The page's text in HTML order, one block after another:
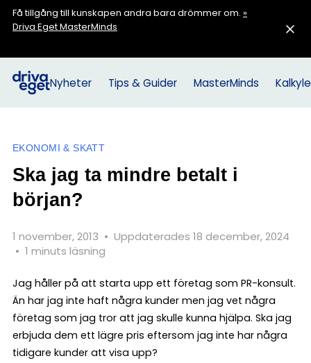
Få tillgång till kunskapen andra bara drömmer om. »
Driva Eget MasterMinds
Nyheter Tips & Guider MasterMinds
EKONOMI & SKATT
Ska jag ta mindre betalt i
början?
1 november, 2013 • Uppdaterades 18 december, 2024
• 1 minuts läsning
Jag håller på att starta upp ett företag som PR-konsult.
Än har jag inte haft några kunder men jag vet några
företag som jag tror att jag skulle kunna hjälpa. Ska jag
erbjuda dem ett lägre pris eftersom jag inte har några
tidigare kunder att visa upp?